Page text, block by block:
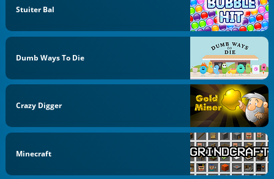
Stuiter Bal
Dumb Ways To Die
Crazy Digger
Minecraft